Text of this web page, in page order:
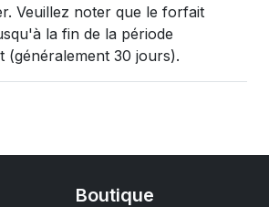
Veuillez noter que le forfait
la fin de la période
(généralement 30 jours).
Boutique